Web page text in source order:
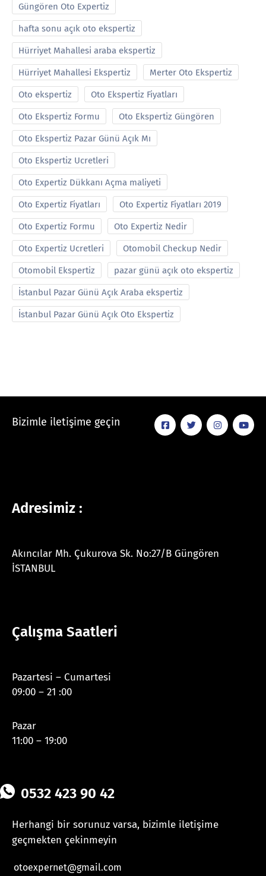
Güngören Oto Expertiz
hafta sonu açık oto ekspertiz
Hürriyet Mahallesi araba ekspertiz
Hürriyet Mahallesi Ekspertiz Merter Oto Ekspertiz
Oto ekspertiz Oto Ekspertiz Fiyatları
Oto Ekspertiz Formu Oto Ekspertiz Güngören
Oto Ekspertiz Pazar Günü Açık Mı
Oto Ekspertiz Ucretleri
Oto Expertiz Dükkanı Açma maliyeti
Oto Expertiz Fiyatları Oto Expertiz Fiyatları 2019
Oto Expertiz Formu Oto Expertiz Nedir
Oto Expertiz Ucretleri Otomobil Checkup Nedir
Otomobil Ekspertiz pazar günü açık oto ekspertiz
İstanbul Pazar Günü Açık Araba ekspertiz
İstanbul Pazar Günü Açık Oto Ekspertiz
Bizimle iletişime geçin
Adresimiz :
Akıncılar Mh. Çukurova Sk. No:27/B Güngören
İSTANBUL
Çalışma Saatleri
Pazartesi – Cumartesi
09:00 – 21 :00
Pazar
11:00 – 19:00
0532 423 90 42
Herhangi bir sorunuz varsa, bizimle iletişime
geçmekten çekinmeyin
otoexpernet@gmail.com